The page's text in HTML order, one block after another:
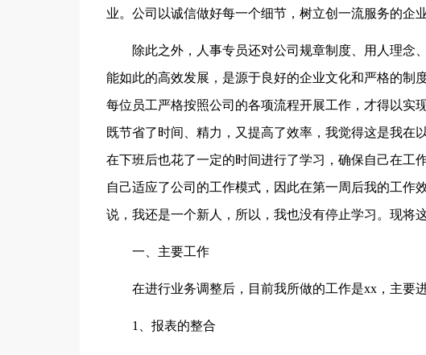
业。公司以诚信做好每一个细节，树立创一流服务的企业
除此之外，人事专员还对公司规章制度、用人理念
能如此的高效发展，是源于良好的企业文化和严格的制
每位员工严格按照公司的各项流程开展工作，才得以实
既节省了时间、精力，又提高了效率，我觉得这是我在
在下班后也花了一定的时间进行了学习，确保自己在工
自己适应了公司的工作模式，因此在第一周后我的工作
说，我还是一个新人，所以，我也没有停止学习。现将
一、主要工作
在进行业务调整后，目前我所做的工作是xx，主要
1、报表的整合